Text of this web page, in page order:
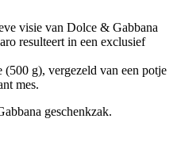
visie van Dolce & Gabbana
resulteert in een exclusief
(500 g), vergezeld van een potje
mes.
geschenkzak.